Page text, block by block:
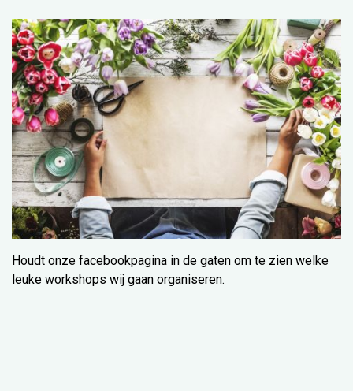
Houdt onze facebookpagina in de gaten om te zien welke
leuke workshops wij gaan organiseren.